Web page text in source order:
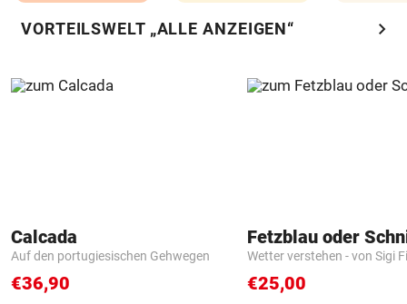
VORTEILSWELT „ALLE ANZEIGEN“ chevron_right
Calcada
Auf den portugiesischen Gehwegen
€36,90
Fetzblau oder
Wetter verstehen - von Sigi
€25,00